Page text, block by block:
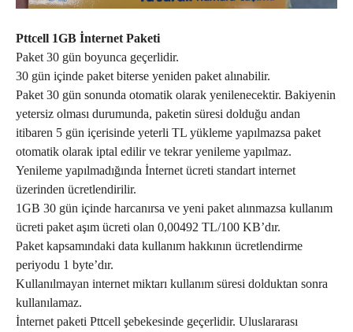
Pttcell 1GB İnternet Paketi
Paket 30 gün boyunca geçerlidir.
30 gün içinde paket biterse yeniden paket alınabilir.
Paket 30 gün sonunda otomatik olarak yenilenecektir. Bakiyenin
yetersiz olması durumunda, paketin süresi dolduğu andan
itibaren 5 gün içerisinde yeterli TL yükleme yapılmazsa paket
otomatik olarak iptal edilir ve tekrar yenileme yapılmaz.
Yenileme yapılmadığında İnternet ücreti standart internet
üzerinden ücretlendirilir.
1GB 30 gün içinde harcanırsa ve yeni paket alınmazsa kullanım
ücreti paket aşım ücreti olan 0,00492 TL/100 KB’dır.
Paket kapsamındaki data kullanım hakkının ücretlendirme
periyodu 1 byte’dır.
Kullanılmayan internet miktarı kullanım süresi dolduktan sonra
kullanılamaz.
İnternet paketi Pttcell şebekesinde geçerlidir. Uluslararası